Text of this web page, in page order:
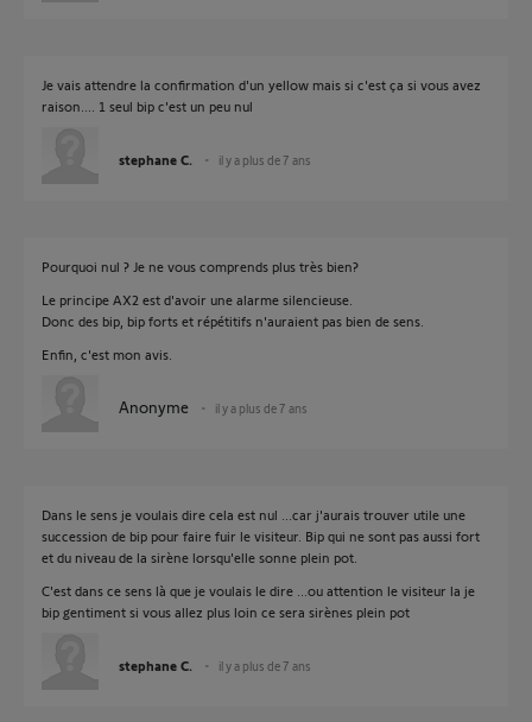
Je vais attendre la confirmation d'un yellow mais si c'est ça si vous avez
raison.... 1 seul bip c'est un peu nul
stephane C. il y a plus de 7 ans
Pourquoi nul ? Je ne vous comprends plus très bien?
Le principe AX2 est d'avoir une alarme silencieuse.
Donc des bip, bip forts et répétitifs n'auraient pas bien de sens.
Enfin, c'est mon avis.
Anonyme il y a plus de 7 ans
Dans le sens je voulais dire cela est nul ...car j'aurais trouver utile une
succession de bip pour faire fuir le visiteur. Bip qui ne sont pas aussi fort
et du niveau de la sirène lorsqu'elle sonne plein pot.
C'est dans ce sens là que je voulais le dire ...ou attention le visiteur la je
bip gentiment si vous allez plus loin ce sera sirènes plein pot
stephane C. il y a plus de 7 ans